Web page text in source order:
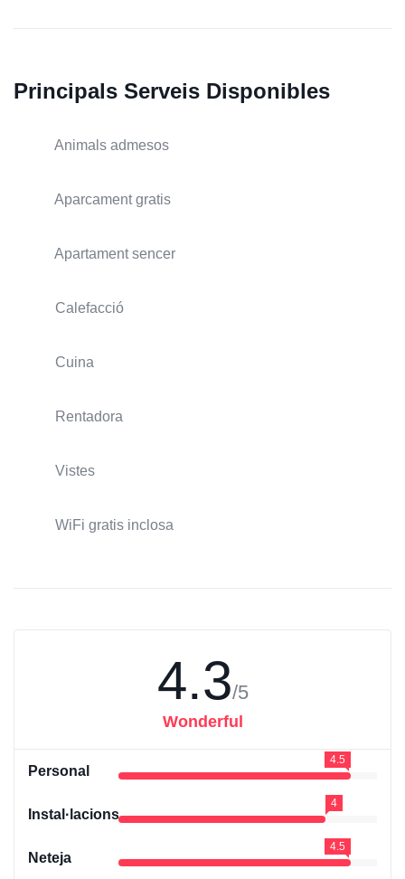
Principals Serveis Disponibles
Animals admesos
Aparcament gratis
Apartament sencer
Calefacció
Cuina
Rentadora
Vistes
WiFi gratis inclosa
4.3/5
Wonderful
Personal
4.5
Instal·lacions
4
Neteja
4.5